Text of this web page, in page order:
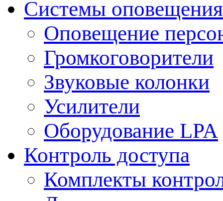
Системы оповещения
Оповещение
Громкоговорители
Звуковые колонки
Усилители
Оборудование LPA
Контроль доступа
Комплекты